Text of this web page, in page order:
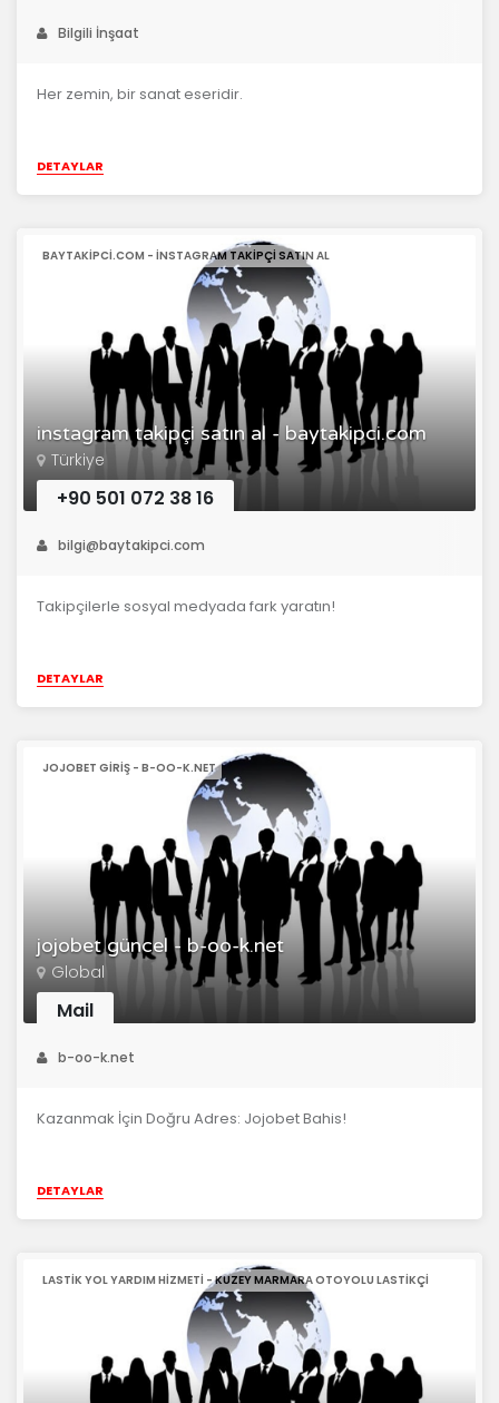
Bilgili İnşaat
Her zemin, bir sanat eseridir.
DETAYLAR
instagram takipçi satın al - baytakipci.com
BAYTAKIPCI.COM - INSTAGRAM TAKIPÇI SATIN AL
Türkiye
+90 501 072 38 16
bilgi@baytakipci.com
Takipçilerle sosyal medyada fark yaratın!
DETAYLAR
jojobet güncel - b-oo-k.net
JOJOBET GIRIŞ - B-OO-K.NET
Global
Mail
b-oo-k.net
Kazanmak İçin Doğru Adres: Jojobet Bahis!
DETAYLAR
LASTIK YOL YARDIM HIZMETI - KUZEY MARMARA OTOYOLU LASTIKÇI